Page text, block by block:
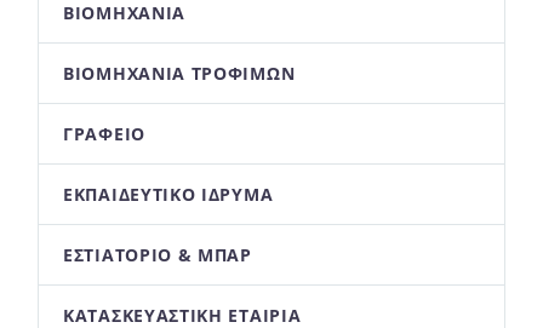
ΒΙΟΜΗΧΑΝΊΑ
ΒΙΟΜΗΧΑΝΊΑ ΤΡΟΦΊΜΩΝ
ΓΡΑΦΕΊΟ
ΕΚΠΑΙΔΕΥΤΙΚΌ ΊΔΡΥΜΑ
ΕΣΤΙΑΤΌΡΙΟ & ΜΠΑΡ
ΚΑΤΑΣΚΕΥΑΣΤΙΚΉ ΕΤΑΙΡΊΑ